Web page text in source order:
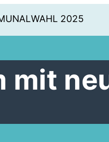
2025
mit